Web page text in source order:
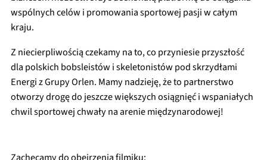
wspólnych celów i promowania sportowej pasji w całym
kraju.
Z niecierpliwością czekamy na to, co przyniesie przyszłość
dla polskich bobsleistów i skeletonistów pod skrzydłami
Energi z Grupy Orlen. Mamy nadzieję, że to partnerstwo
otworzy drogę do jeszcze większych osiągnięć i wspaniałych
chwil sportowej chwały na arenie międzynarodowej!
Zachęcamy do obejrzenia filmiku: